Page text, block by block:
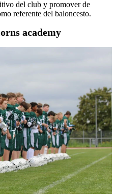
del club y promover de
referente del baloncesto.
academy